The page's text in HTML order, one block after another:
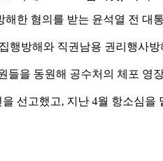
한 혐의를 받는 윤석열 전 대
행방해와 직권남용 권리행사
들을 동원해 공수처의 체포
선고했고, 지난 4월 항소심